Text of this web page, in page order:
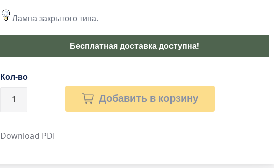
Лампа закрытого типа.
Бесплатная доставка доступна!
Кол-во
Добавить в корзину
Download PDF